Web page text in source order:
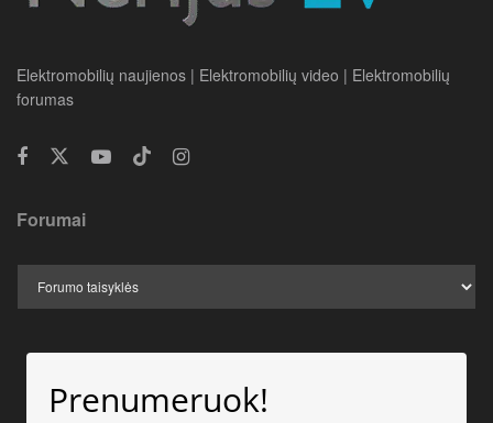
Elektromobilių naujienos | Elektromobilių video | Elektromobilių
forumas
Forumai
Prenumeruok!